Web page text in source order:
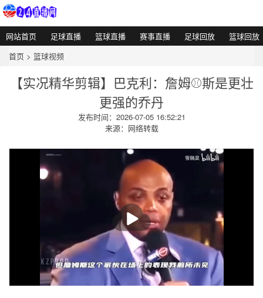
网站首页 足球直播 篮球直播 赛事直播 足球回放
篮球回放
首页 > 篮球视频
【实况精华剪辑】巴克利：詹姆⚾斯是更壮
更强的乔丹
发布时间：2026-07-05 16:52:21
来源：网络转载